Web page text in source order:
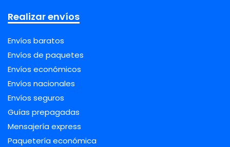
Realizar envíos
Envíos baratos
Envíos de paquetes
Envíos económicos
Envíos nacionales
Envíos seguros
Guías prepagadas
Mensajería express
Paquetería económica